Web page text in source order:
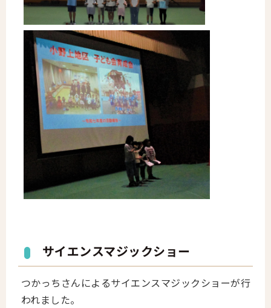
サイエンスマジックショー
つかっちさんによるサイエンスマジックショーが行
われました。